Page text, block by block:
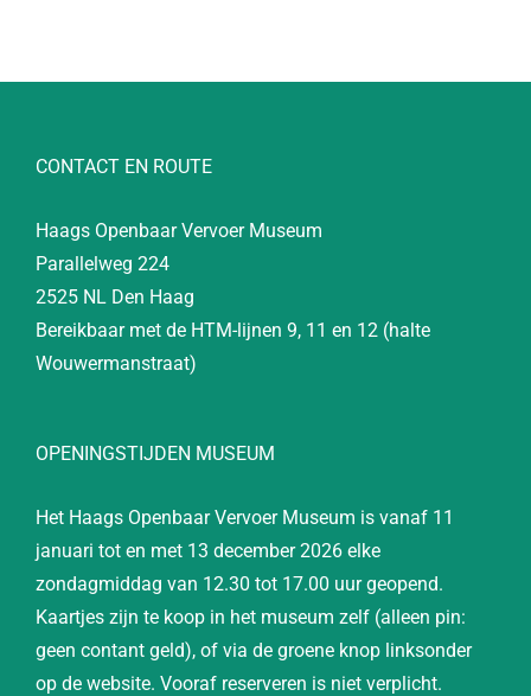
CONTACT EN ROUTE
Haags Openbaar Vervoer Museum
Parallelweg 224
2525 NL Den Haag
Bereikbaar met de HTM-lijnen 9, 11 en 12 (halte
Wouwermanstraat)
OPENINGSTIJDEN MUSEUM
Het Haags Openbaar Vervoer Museum is vanaf 11
januari tot en met 13 december 2026 elke
zondagmiddag van 12.30 tot 17.00 uur geopend.
Kaartjes zijn te koop in het museum zelf (alleen pin:
geen contant geld), of via de groene knop linksonder
op de website. Vooraf reserveren is niet verplicht.